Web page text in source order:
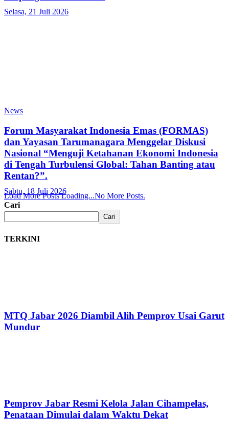
Selasa, 21 Juli 2026
News
Forum Masyarakat Indonesia Emas (FORMAS)
dan Yayasan Tarumanagara Menggelar Diskusi
Nasional “Menguji Ketahanan Ekonomi Indonesia
di Tengah Turbulensi Global: Tahan Banting atau
Rentan?”.
Sabtu, 18 Juli 2026
Load More Posts Loading...No More Posts.
Cari
Cari
TERKINI
MTQ Jabar 2026 Diambil Alih Pemprov Usai Garut
Mundur
Pemprov Jabar Resmi Kelola Jalan Cihampelas,
Penataan Dimulai dalam Waktu Dekat